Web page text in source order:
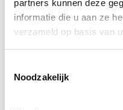
partners kunnen deze
informatie die u aan ze
verzameld op basis van
Noodzakelijk